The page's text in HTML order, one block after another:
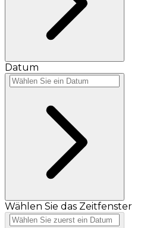
Datum
Wählen Sie das Zeitfenster